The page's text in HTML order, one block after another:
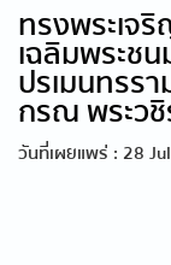
ทรงพระเจ
เฉลิมพระช
ปรเมนทรร
กรณ พระวชิ
วันที่เผยแพร่ : 28